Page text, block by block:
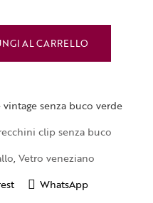
AL CARRELLO
senza buco verde
clip senza buco
, Vetro veneziano
WhatsApp